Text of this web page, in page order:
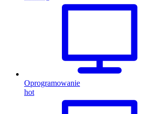
Oprogramowanie
hot